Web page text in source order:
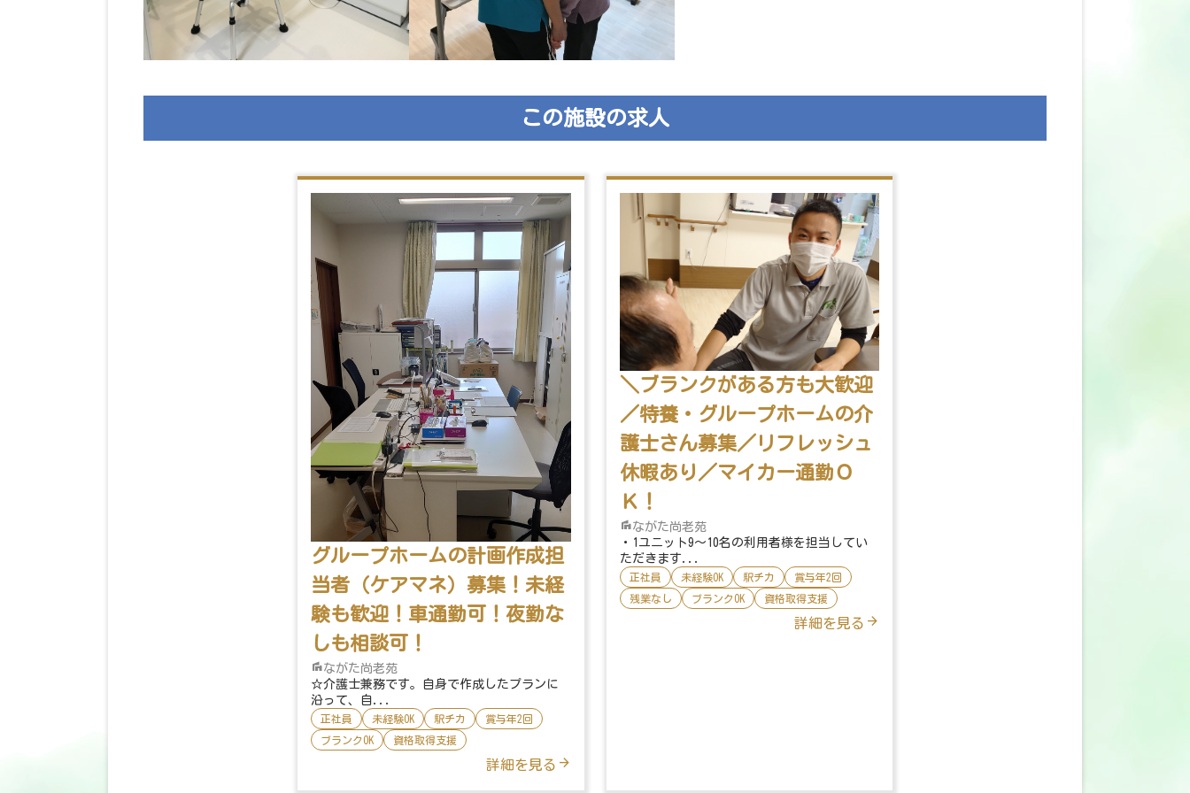
この施設の求人
グループホームの計画作成担
当者（ケアマネ）募集！未経
験も歓迎！車通勤可！夜勤な
しも相談可！
ながた尚老苑
☆介護士兼務です。自身で作成したプランに
沿って、自...
正社員 未経験OK 駅チカ
賞与年2回
ブランクOK
資格取得支援
詳細を見る
＼ブランクがある方も大歓迎
／特養・グループホームの介
護士さん募集／リフレッシュ
休暇あり／マイカー通勤Ｏ
Ｋ！
ながた尚老苑
・1ユニット9～10名の利用者様を担当してい
ただきます...
正社員 未経験OK 駅チカ
賞与年2回
残業なし
ブランクOK 資格取得支援
詳細を見る